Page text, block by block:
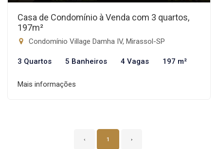
Casa de Condomínio à Venda com 3 quartos,
197m²
Condomínio Village Damha IV, Mirassol-SP
3 Quartos 5 Banheiros 4 Vagas 197 m²
Mais informações
‹ 1 ›